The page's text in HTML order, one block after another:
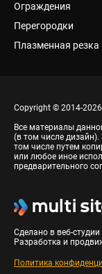
Ограждения
Перегородки
Плазменная резка
Copyright © 2014-
Все материалы
(в том числе
том числе путем
или любое иное
предварительного
Сделано в веб-
Разработка и
Политика